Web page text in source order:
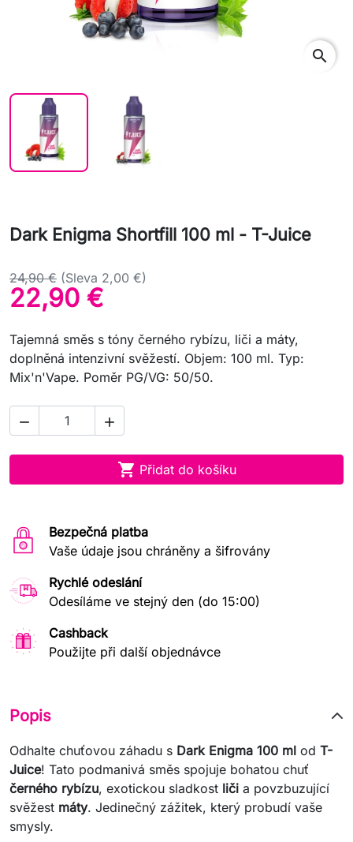
search
Dark Enigma Shortfill 100 ml - T-Juice
24,90 € (Sleva 2,00 €)
22,90 €
Tajemná směs s tóny černého rybízu, liči a máty,
doplněná intenzivní svěžestí. Objem: 100 ml. Typ:
Mix'n'Vape. Poměr PG/VG: 50/50.
 
 Přidat do košíku
Bezpečná platba
Vaše údaje jsou chráněny a šifrovány
Rychlé odeslání
Odesíláme ve stejný den (do 15:00)
Cashback
Použijte při další objednávce
Popis
Odhalte chuťovou záhadu s Dark Enigma 100 ml od T-
Juice! Tato podmanivá směs spojuje bohatou chuť
černého rybízu, exotickou sladkost liči a povzbuzující
svěžest máty. Jedinečný zážitek, který probudí vaše
smysly.